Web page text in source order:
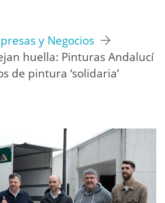
y Negocios
huella: Pinturas Andalucí
de pintura ‘solidaria’